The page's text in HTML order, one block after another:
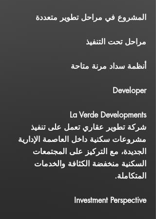
المشروع في مراحل تطوير متعددة
مراحل تحت التنفيذ
أنظمة سداد مرنة متاحة
Developer
La Verde Developments
شركة تطوير عقاري تعمل على تنفيذ
مشروعات سكنية داخل العاصمة الإدارية
الجديدة، مع التركيز على المجتمعات
السكنية منخفضة الكثافة والخدمات
المتكاملة.
Investment Perspective